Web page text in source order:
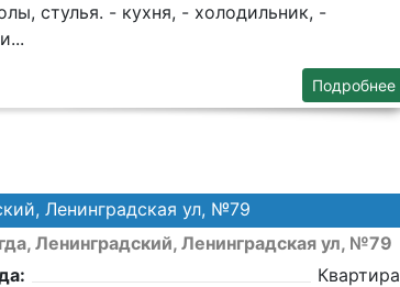
стулья. - кухня, - холодильник, -
Подробнее
Ленинградская ул, №79
Ленинградский, Ленинградская ул, №79
Квартира